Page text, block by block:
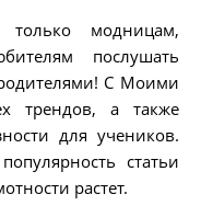
модницам,
послушать
С Моими
трендов, а также
для учеников.
статьи
растет.